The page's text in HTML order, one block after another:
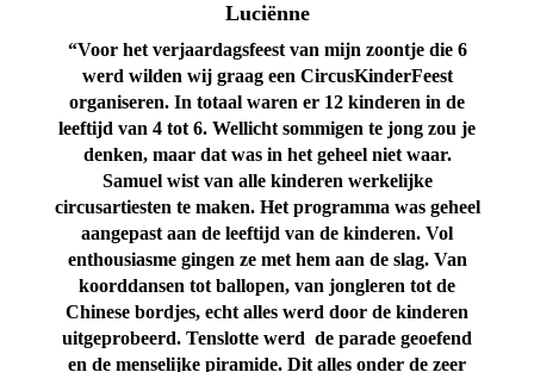
Luciënne
“Voor het verjaardagsfeest van mijn zoontje die 6
werd wilden wij graag een CircusKinderFeest
organiseren. In totaal waren er 12 kinderen in de
leeftijd van 4 tot 6. Wellicht sommigen te jong zou je
denken, maar dat was in het geheel niet waar.
Samuel wist van alle kinderen werkelijke
circusartiesten te maken.Het programma was geheel
aangepast aan de leeftijd van de kinderen. Vol
enthousiasme gingen ze met hem aan de slag. Van
koorddansen tot ballopen, van jongleren tot de
Chinese bordjes, echt alles werd door de kinderen
uitgeprobeerd. Tenslotte werd de parade geoefend
en de menselijke piramide. Dit alles onder de zeer